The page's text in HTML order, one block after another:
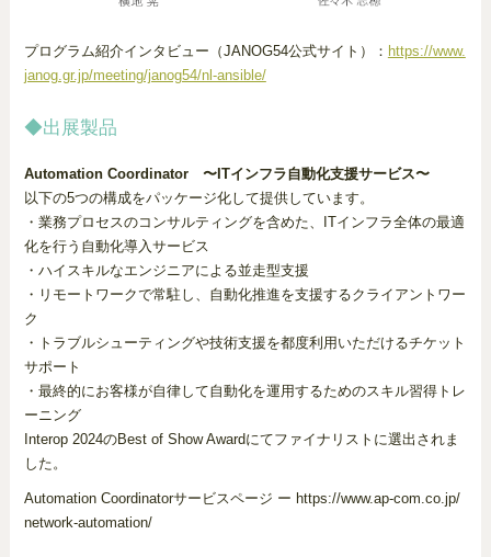
プログラム紹介インタビュー（JANOG54公式サイト）： https://www.
janog.gr.jp/meeting/janog54/nl-ansible/
◆出展製品
Automation Coordinator 〜ITインフラ自動化支援サービス〜
以下の5つの構成をパッケージ化して提供しています。
・業務プロセスのコンサルティングを含めた、ITインフラ全体の最適
化を行う自動化導入サービス
・ハイスキルなエンジニアによる並走型支援
・リモートワークで常駐し、自動化推進を支援するクライアントワー
ク
・トラブルシューティングや技術支援を都度利用いただけるチケット
サポート
・最終的にお客様が自律して自動化を運用するためのスキル習得トレ
ーニング
Interop 2024のBest of Show Awardにてファイナリストに選出されま
した。
Automation Coordinatorサービスページ ー https://www.ap-com.co.jp/
network-automation/